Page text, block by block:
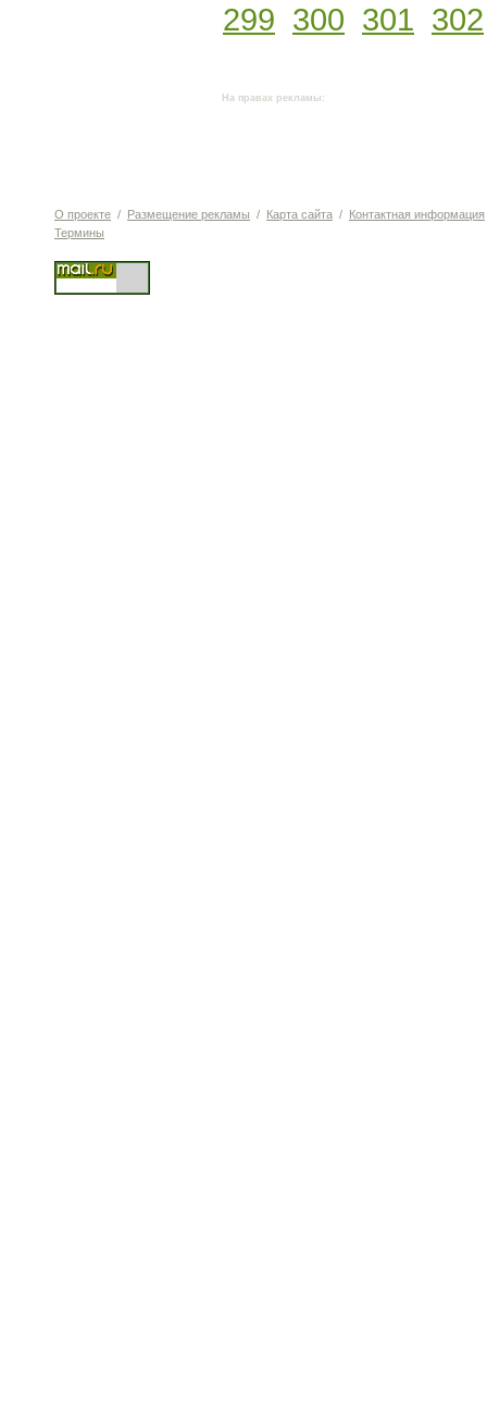
299 300 301 302
На правах рекламы:
О проекте / Размещение рекламы / Карта сайта / Контактная информация
Термины